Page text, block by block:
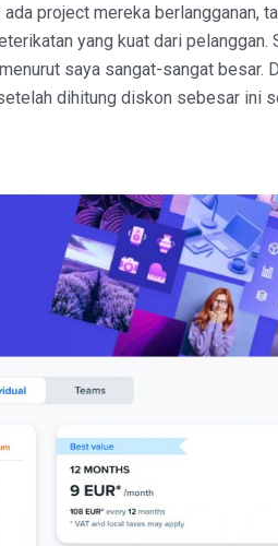
project mereka berlangganan,
yang kuat dari pelanggan.
saya sangat-sangat besar.
dihitung diskon sebesar ini